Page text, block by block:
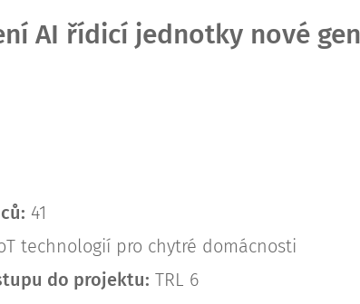
AI řídicí jednotky nové
41
technologií pro chytré domácnosti
do projektu: TRL 6